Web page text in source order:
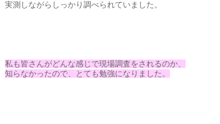
実測しながらしっかり調べられていました。
私も皆さんがどんな感じで現場調査をされるのか、
知らなかったので、とても勉強になりました。